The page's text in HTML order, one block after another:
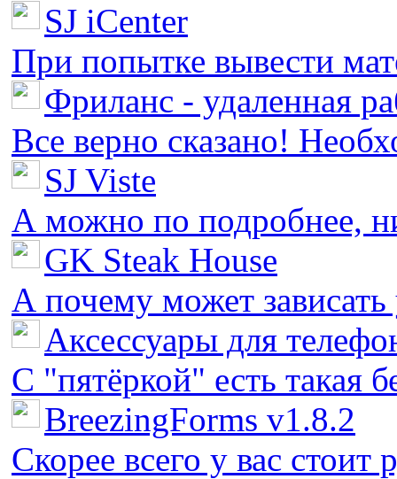
SJ iCenter
При попытке вывести
Фриланс - удаленная
Все верно сказано!
SJ Viste
А можно по подробнее,
GK Steak House
А почему может зависать
Аксессуары для
С "пятёркой" есть такая
BreezingForms v1.8.2
Скорее всего у вас стоит